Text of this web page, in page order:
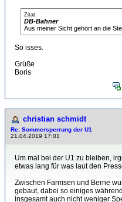
Zitat
DB-Bahner
Aus meiner Sicht gehört an die
So isses.
Grüße
Boris
christian schmidt
Re: Sommersperrung der U1
21.04.2019 17:01
Um mal bei der U1 zu bleiben,
etwas lang für was laut den
Zwischen Farmsen und Berne
gebaut, dabei so einiges
insgesamt auch nicht weniger